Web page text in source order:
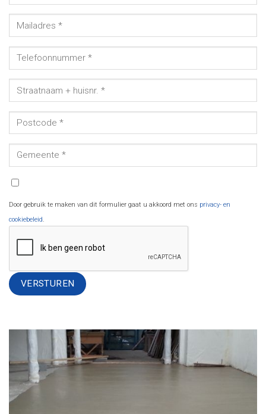
Door gebruik te maken van dit formulier gaat u akkoord met ons privacy- en
cookiebeleid.